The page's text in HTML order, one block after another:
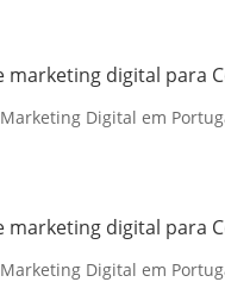
marketing digital para
Digital em
marketing digital para
Digital em